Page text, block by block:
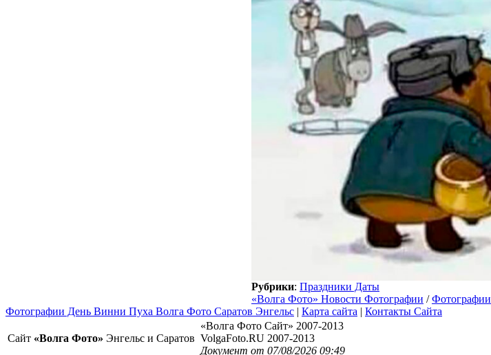
Рубрики: Праздники Даты
«Волга Фото» Новости Фотографии /Фотографии
Фотографии День Винни Пуха Волга Фото Саратов Энгельс | Карта сайта | Контакты Сайта
Сайт «Волга Фото» Энгельс и Саратов
«Волга Фото Сайт» 2007-2013
VolgaFoto.RU 2007-2013
Документ от 07/08/2026 09:49